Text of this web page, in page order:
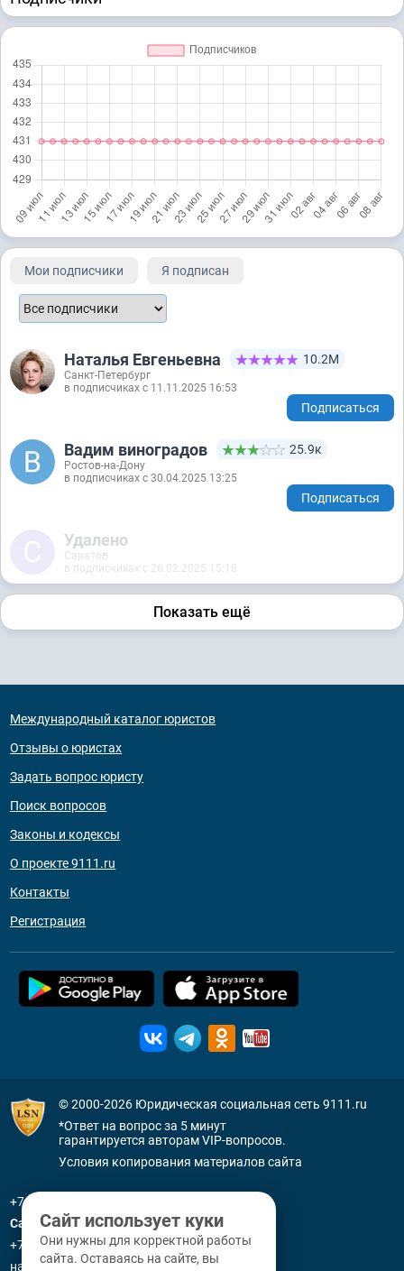
Мои подписчики Я подписан
Наталья Евгеньевна 10.2М
Санкт-Петербург
в подписчиках с 11.11.2025 16:53
Подписаться
Вадим виноградов 25.9к
Ростов-на-Дону
в подписчиках с 30.04.2025 13:25
Подписаться
Удалено
Саратов
в подписчиках с 26.02.2025 15:18
Показать ещё
Международный каталог юристов
Отзывы о юристах
Задать вопрос юристу
Поиск вопросов
Законы и кодексы
О проекте 9111.ru
Контакты
Регистрация
© 2000-2026 Юридическая социальная сеть 9111.ru
*Ответ на вопрос за 5 минут
гарантируется авторам VIP-вопросов.
Условия копирования материалов сайта
+7 (800) 505-91-11
Санкт-Петербург
+7 (812) 336-92-64
наб. р. Фонтанки, д. 59
Сайт использует куки
Они нужны для корректной работы
сайта. Оставаясь на сайте, вы